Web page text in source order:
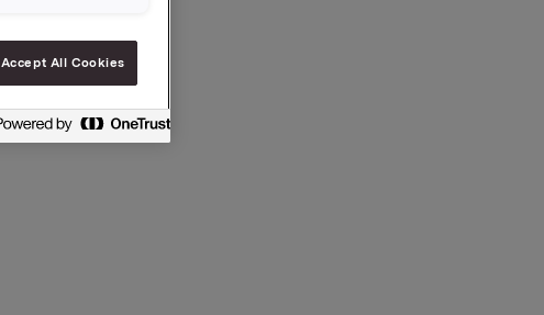
Accept All Cookies